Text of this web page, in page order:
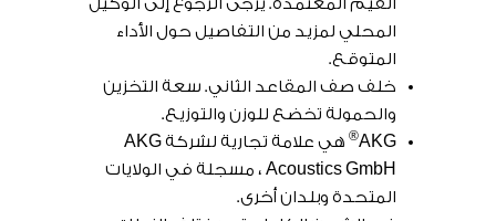
القيم المعتمدة. يُرجى الرجوع إلى الوكيل
المحلي لمزيد من التفاصيل حول الأداء
المتوقع.
خلف صف المقاعد الثاني. سعة التخزين
والحمولة تخضع للوزن والتوزيع.
AKG
®
هي علامة تجارية لشركة AKG
Acoustics GmbH ، مسجلة في الولايات
المتحدة وبلدان أخرى.